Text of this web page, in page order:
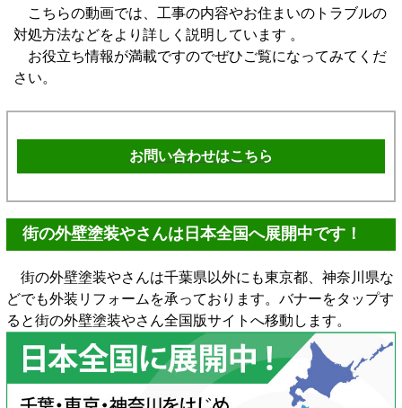
こちらの動画では、工事の内容やお住まいのトラブルの
対処方法などをより詳しく説明しています 。
お役立ち情報が満載ですのでぜひご覧になってみてくだ
さい。
お問い合わせはこちら
街の外壁塗装やさんは日本全国へ展開中です！
街の外壁塗装やさんは千葉県以外にも東京都、神奈川県な
どでも外装リフォームを承っております。バナーをタップす
ると街の外壁塗装やさん全国版サイトへ移動します。